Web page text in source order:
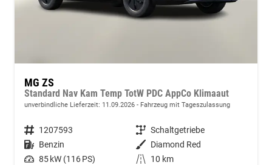
MG ZS
Standard Nav Kam Temp TotW PDC AppCo Klimaaut
unverbindliche Lieferzeit: 11.09.2026 Fahrzeug mit Tageszulassung
Fahrzeugnummer 1207593 Getriebe Schaltgetriebe
Kraftstoff Benzin Außenfarbe Diamond Red
Leistung 85 kW (116 PS) Kilometerstand
10 km